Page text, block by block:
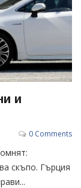
и
0 Comments
скъпо. Гърция